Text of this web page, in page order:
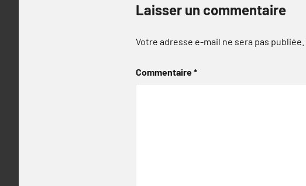
Laisser un commentaire
Votre adresse e-mail ne sera pas publiée.
Commentaire*